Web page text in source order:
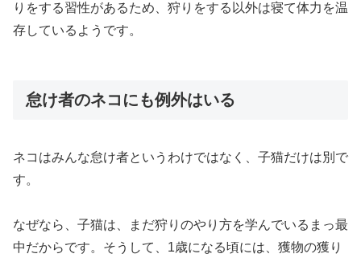
りをする習性があるため、狩りをする以外は寝て体力を温
存しているようです。
怠け者のネコにも例外はいる
ネコはみんな怠け者というわけではなく、子猫だけは別で
す。
なぜなら、子猫は、まだ狩りのやり方を学んでいるまっ最
中だからです。そうして、1歳になる頃には、獲物の獲り